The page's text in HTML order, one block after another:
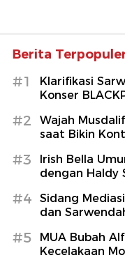
Berita
#1
Klarifikasi
Konser
#2
Wajah
saat Bikin
#3
Irish Bella
dengan Haldy
#4
Sidang
dan
#5
MUA Bubah
Kecelakaan